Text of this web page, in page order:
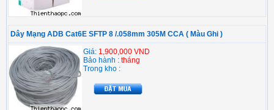
Dây Mạng ADB Cat6E SFTP 8 /.058mm 305M CCA ( Màu Ghi )
Giá: 1,900,000 VND
Bảo hành : tháng
Trong kho :